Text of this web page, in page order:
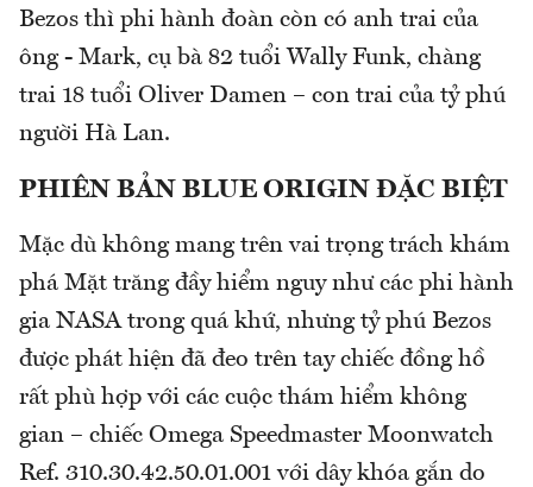
Bezos thì phi hành đoàn còn có anh trai của
ông - Mark, cụ bà 82 tuổi Wally Funk, chàng
trai 18 tuổi Oliver Damen – con trai của tỷ phú
người Hà Lan.
PHIÊN BẢN BLUE ORIGIN ĐẶC BIỆT
Mặc dù không mang trên vai trọng trách khám
phá Mặt trăng đầy hiểm nguy như các phi hành
gia NASA trong quá khứ, nhưng tỷ phú Bezos
được phát hiện đã đeo trên tay chiếc đồng hồ
rất phù hợp với các cuộc thám hiểm không
gian – chiếc Omega Speedmaster Moonwatch
Ref. 310.30.42.50.01.001 với dây khóa gắn do